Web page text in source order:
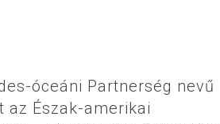
óceáni Partnerség nevű
Észak-amerikai